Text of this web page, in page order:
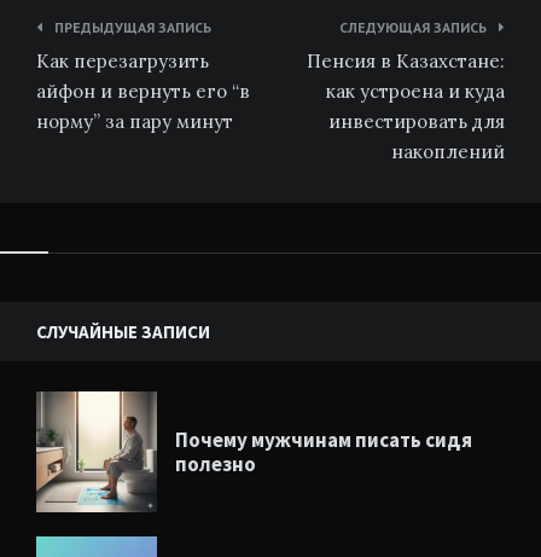
Навигация
по
записям
ПРЕДЫДУЩАЯ ЗАПИСЬ
Как перезагрузить
айфон и вернуть его “в
норму” за пару минут
СЛЕДУЮЩАЯ ЗАПИСЬ
Пенсия в Казахстане:
как устроена и куда
инвестировать для
накоплений
Виджеты
СЛУЧАЙНЫЕ ЗАПИСИ
Почему мужчинам писать сидя
полезно